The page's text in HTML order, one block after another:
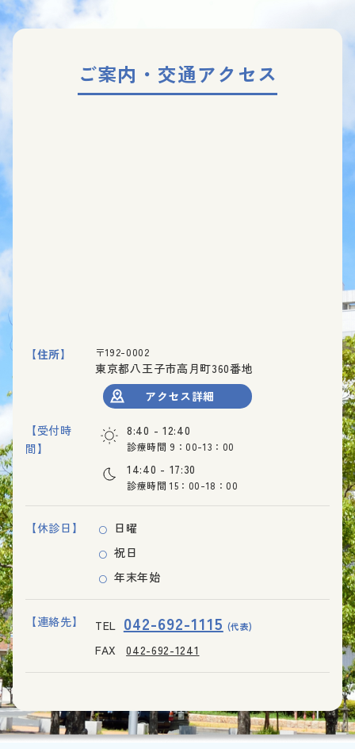
ご案内・交通アクセス
【住所】 〒192-0002
東京都八王子市高月町360番地
アクセス詳細
【受付時
間】
8:40 - 12:40
診療時間 9：00-13：00
14:40 - 17:30
診療時間 15：00-18：00
【休診日】
日曜
祝日
年末年始
【連絡先】 TEL 042-692-1115 (代表)
FAX 042-692-1241